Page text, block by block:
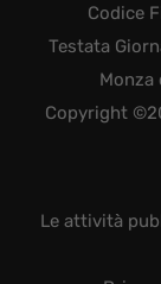
Codice
Testata
Copyright
Le attività